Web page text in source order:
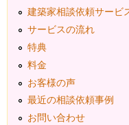
建築家相談依頼サービ
サービスの流れ
特典
料金
お客様の声
最近の相談依頼事例
お問い合わせ